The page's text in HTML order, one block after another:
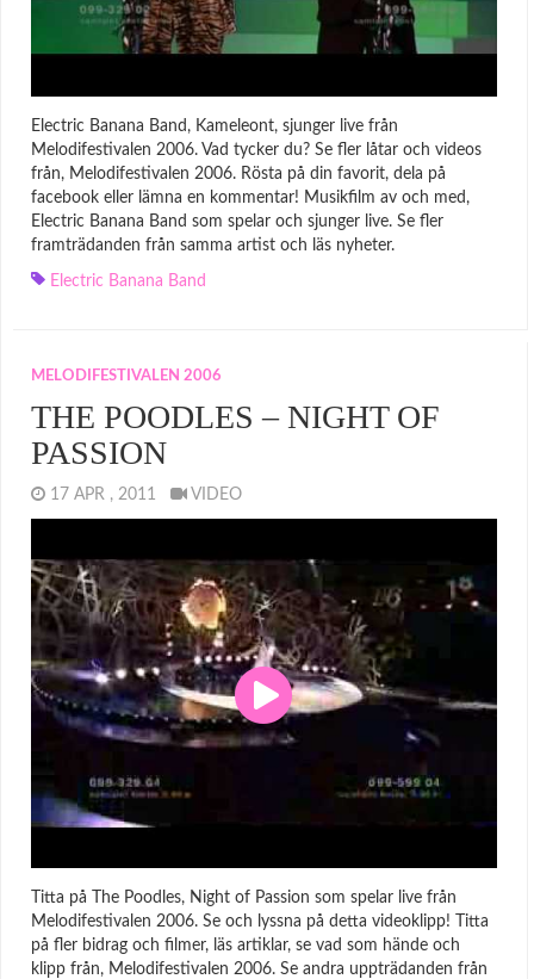
Electric Banana Band, Kameleont, sjunger live från
Melodifestivalen 2006. Vad tycker du? Se fler låtar och videos
från, Melodifestivalen 2006. Rösta på din favorit, dela på
facebook eller lämna en kommentar! Musikfilm av och med,
Electric Banana Band som spelar och sjunger live. Se fler
framträdanden från samma artist och läs nyheter.
Electric Banana Band
MELODIFESTIVALEN 2006
THE POODLES – NIGHT OF
PASSION
17 APR , 2011 VIDEO
Titta på The Poodles, Night of Passion som spelar live från
Melodifestivalen 2006. Se och lyssna på detta videoklipp! Titta
på fler bidrag och filmer, läs artiklar, se vad som hände och
klipp från, Melodifestivalen 2006. Se andra uppträdanden från